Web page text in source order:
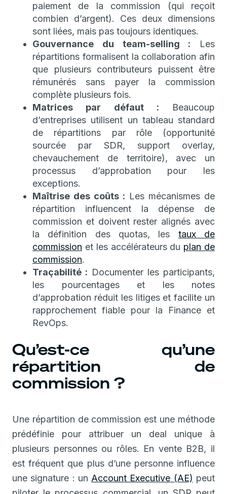
paiement de la commission (qui reçoit
combien d’argent). Ces deux dimensions
sont liées, mais pas toujours identiques.
Gouvernance du team-selling : Les
répartitions formalisent la collaboration afin
que plusieurs contributeurs puissent être
rémunérés sans payer la commission
complète plusieurs fois.
Matrices par défaut : Beaucoup
d’entreprises utilisent un tableau standard
de répartitions par rôle (opportunité
sourcée par SDR, support overlay,
chevauchement de territoire), avec un
processus d’approbation pour les
exceptions.
Maîtrise des coûts : Les mécanismes de
répartition influencent la dépense de
commission et doivent rester alignés avec
la définition des quotas, les taux de
commission et les accélérateurs du plan de
commission.
Traçabilité : Documenter les participants,
les pourcentages et les notes
d’approbation réduit les litiges et facilite un
rapprochement fiable pour la Finance et
RevOps.
Qu’est-ce qu’une
répartition de
commission ?
Une répartition de commission est une méthode
prédéfinie pour attribuer un deal unique à
plusieurs personnes ou rôles. En vente B2B, il
est fréquent que plus d’une personne influence
une signature : un Account Executive (AE) peut